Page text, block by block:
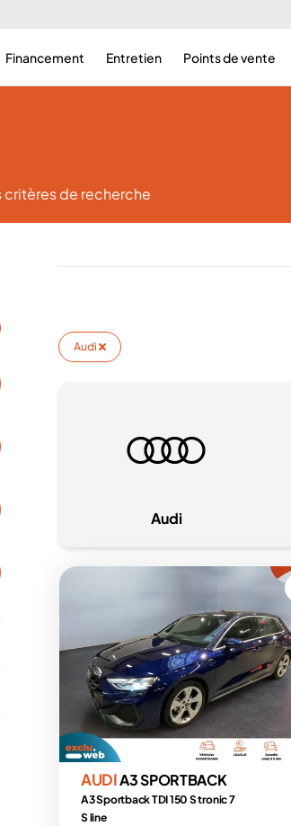
Financement Entretien Points de vente
de recherche
Audi
Audi
AUDIA3 SPORTBACK
A3 Sportback TDI 150 S tronic 7
S line